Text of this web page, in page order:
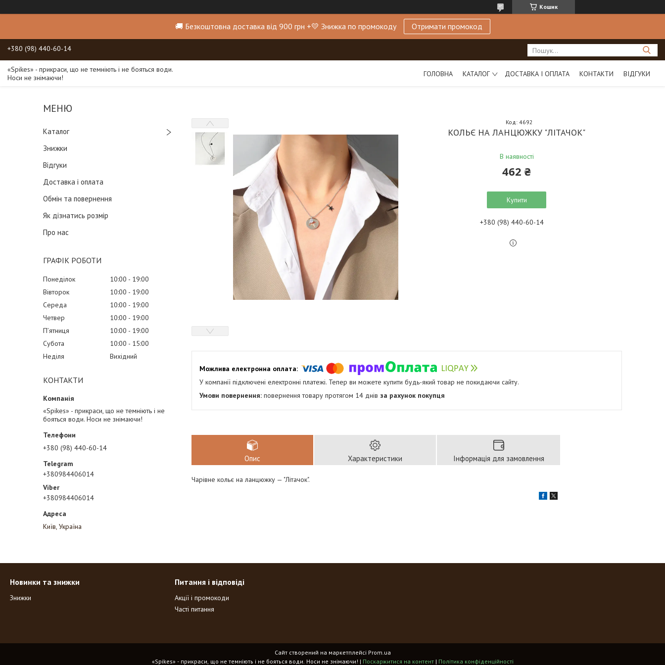
Кошик
🚚 Безкоштовна доставка від 900 грн +💛 Знижка по промокоду Отримати промокод
+380 (98) 440-60-14
«Spikes» - прикраси, що не темніють і не бояться води.
Носи не знімаючи!
ГОЛОВНА КАТАЛОГ ДОСТАВКА І ОПЛАТА КОНТАКТИ ВІДГУКИ
Каталог
Знижки
Відгуки
Доставка і оплата
Обмін та повернення
Як дізнатись розмір
Про нас
ГРАФІК РОБОТИ
Понеділок 10:00
19:00
Вівторок
10:00
19:00
Середа
10:00
19:00
Четвер
10:00
19:00
Пʼятниця
10:00
19:00
Субота
10:00
15:00
Неділя
Вихідний
КОНТАКТИ
«Spikes» - прикраси, що не темніють і не
бояться води. Носи не знімаючи!
+380 (98) 440-60-14
+380984406014
+380984406014
Київ, Україна
КОЛЬЄ НА ЛАНЦЮЖКУ "ЛІТАЧОК"
В наявності
Код: 4692
462 ₴
Купити
+380 (98) 440-60-14
У компанії підключені електронні платежі. Тепер ви можете купити будь-який товар не покидаючи сайту.
повернення товару протягом 14 днів за рахунок покупця
Опис Характеристики Інформація для замовлення
Чарівне кольє на ланцюжку — "Літачок".
Новинки та знижки
Знижки
Питання і відповіді
Акції і промокоди
Часті питання
Сайт створений на маркетплейсі Prom.ua
«Spikes» - прикраси, що не темніють і не бояться води. Носи не знімаючи! | Поскаржитися на контент | Політика конфіденційності